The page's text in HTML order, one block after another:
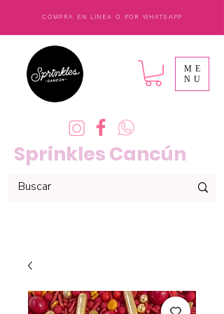
COMPRA EN LINEA O POR WHATSAPP
Sprinkles Cancún
ME
NU